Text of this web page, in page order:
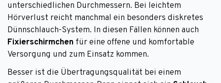
unterschiedlichen Durchmessern. Bei leichtem
Hörverlust reicht manchmal ein besonders diskretes
Dünnschlauch-System. In diesen Fällen können auch
Fixierschirmchen für eine offene und komfortable
Versorgung und zum Einsatz kommen.
Besser ist die Übertragungsqualität bei einem